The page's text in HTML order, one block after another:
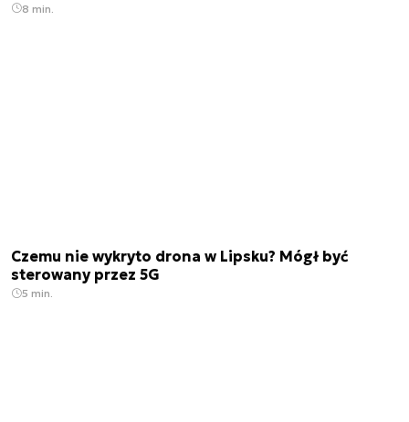
8 min.
Czemu nie wykryto drona w Lipsku? Mógł być
sterowany przez 5G
5 min.